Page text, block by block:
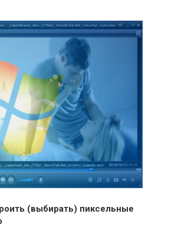
(выбирать) пиксельные